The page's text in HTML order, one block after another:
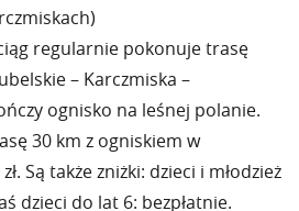
regularnie pokonuje trasę
– Karczmiska –
ognisko na leśnej polanie.
30 km z ogniskiem w
Są także zniżki: dzieci i młodzież
dzieci do lat 6: bezpłatnie.